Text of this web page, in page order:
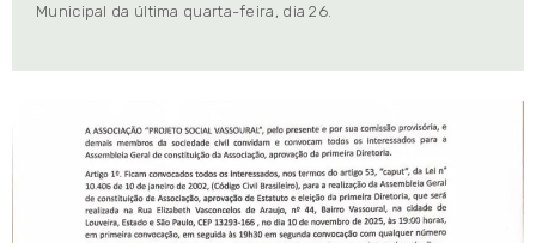
Municipal da última quarta-feira, dia 26.